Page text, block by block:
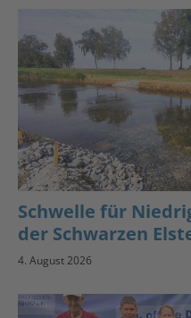
Schwelle für
der Schwarzen
4. August 2026